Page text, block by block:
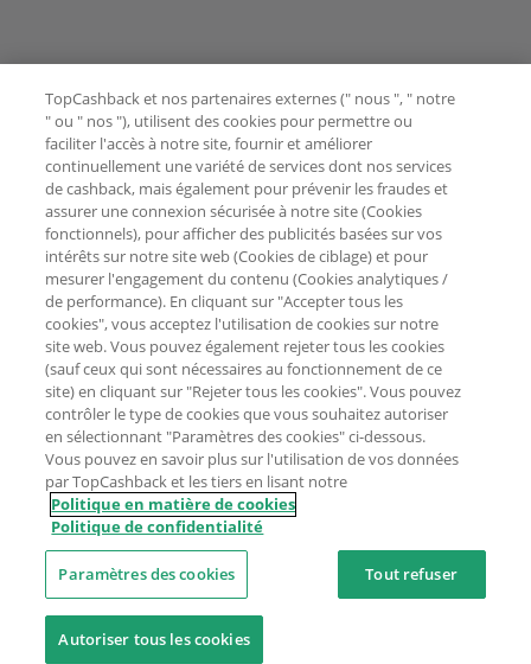
TopCashback et nos partenaires externes (" nous ", " notre
" ou " nos "), utilisent des cookies pour permettre ou
faciliter l'accès à notre site, fournir et améliorer
continuellement une variété de services dont nos services
de cashback, mais également pour prévenir les fraudes et
assurer une connexion sécurisée à notre site (Cookies
fonctionnels), pour afficher des publicités basées sur vos
intérêts sur notre site web (Cookies de ciblage) et pour
mesurer l'engagement du contenu (Cookies analytiques /
de performance). En cliquant sur "Accepter tous les
cookies", vous acceptez l'utilisation de cookies sur notre
site web. Vous pouvez également rejeter tous les cookies
(sauf ceux qui sont nécessaires au fonctionnement de ce
site) en cliquant sur "Rejeter tous les cookies". Vous pouvez
contrôler le type de cookies que vous souhaitez autoriser
en sélectionnant "Paramètres des cookies" ci-dessous.
Vous pouvez en savoir plus sur l'utilisation de vos données
par TopCashback et les tiers en lisant notre
Politique en matière de cookies
Politique de confidentialité
Paramètres des cookies Tout refuser
Autoriser tous les cookies